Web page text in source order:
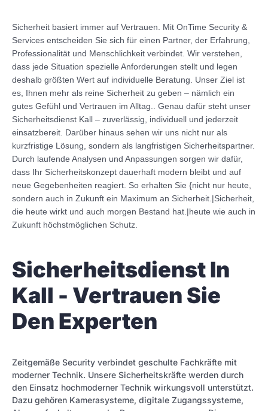
Sicherheit basiert immer auf Vertrauen. Mit OnTime Security &
Services entscheiden Sie sich für einen Partner, der Erfahrung,
Professionalität und Menschlichkeit verbindet. Wir verstehen,
dass jede Situation spezielle Anforderungen stellt und legen
deshalb größten Wert auf individuelle Beratung. Unser Ziel ist
es, Ihnen mehr als reine Sicherheit zu geben – nämlich ein
gutes Gefühl und Vertrauen im Alltag.. Genau dafür steht unser
Sicherheitsdienst Kall – zuverlässig, individuell und jederzeit
einsatzbereit. Darüber hinaus sehen wir uns nicht nur als
kurzfristige Lösung, sondern als langfristigen Sicherheitspartner.
Durch laufende Analysen und Anpassungen sorgen wir dafür,
dass Ihr Sicherheitskonzept dauerhaft modern bleibt und auf
neue Gegebenheiten reagiert. So erhalten Sie {nicht nur heute,
sondern auch in Zukunft ein Maximum an Sicherheit.|Sicherheit,
die heute wirkt und auch morgen Bestand hat.|heute wie auch in
Zukunft höchstmöglichen Schutz.
Sicherheitsdienst In
Kall - Vertrauen Sie
Den Experten
Zeitgemäße Security verbindet geschulte Fachkräfte mit
moderner Technik. Unsere Sicherheitskräfte werden durch
den Einsatz hochmoderner Technik wirkungsvoll unterstützt.
Dazu gehören Kamerasysteme, digitale Zugangssysteme,